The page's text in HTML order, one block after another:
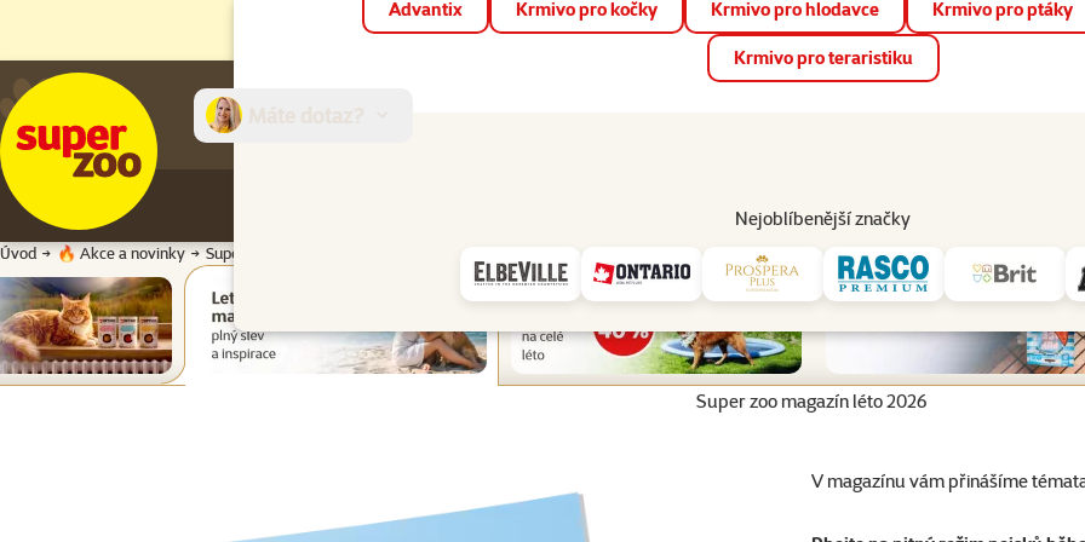
📱 Stáhněte si novou aplikaci Super zoo.Více informací
Advantix Krmivo pro kočky Krmivo pro hlodavce Krmivo pro ptáky
Krmivo pro teraristiku
Nejoblíbenější značky
Prodejny Služby
Úvod 🔥 Akce a novinky Super zoo magazín léto 2026
Super zoo magazín léto 2026
V magazínu vám přinášíme